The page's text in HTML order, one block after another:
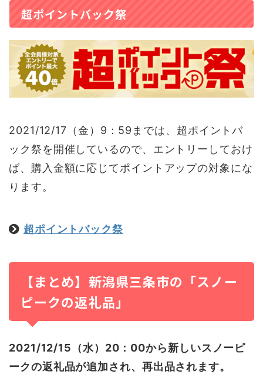
超ポイントバック祭
2021/12/17（金）9：59までは、超ポイントバ
ック祭を開催しているので、エントリーしておけ
ば、購入金額に応じてポイントアップの対象にな
ります。
超ポイントバック祭
【まとめ】新潟県三条市の「スノー
ピークの返礼品」
2021/12/15（水）20：00から新しいスノーピ
ークの返礼品が追加され、再出品されます。